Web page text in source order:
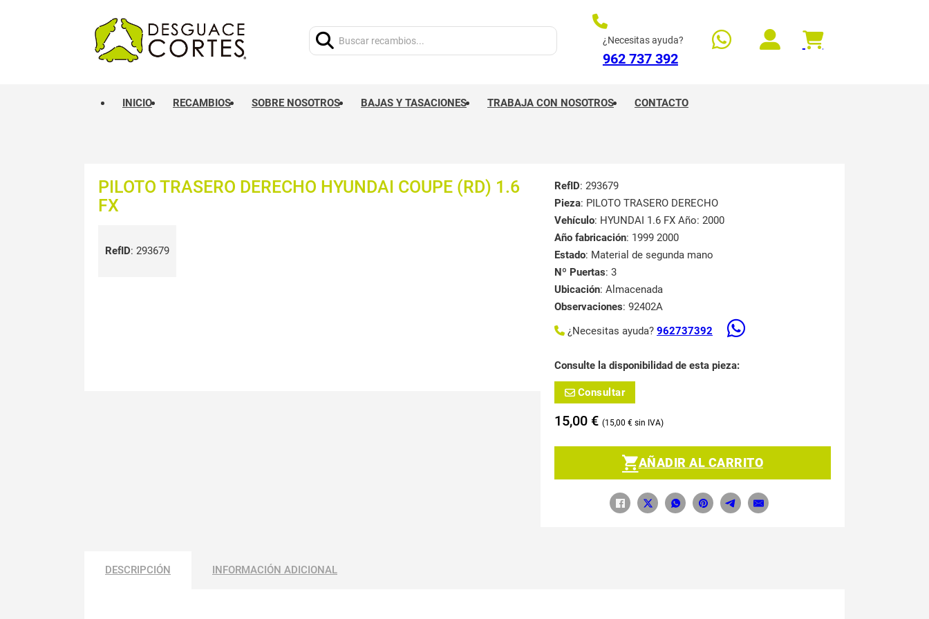
¿Necesitas ayuda?
962 737 392
INICIO RECAMBIOS SOBRE NOSOTROS BAJAS Y TASACIONES TRABAJA CON NOSOTROS CONTACTO
PILOTO TRASERO DERECHO HYUNDAI COUPE (RD) 1.6
FX
RefID: 293679
RefID: 293679
Pieza: PILOTO TRASERO DERECHO
Vehículo: HYUNDAI 1.6 FX Año: 2000
Año fabricación: 1999 2000
Estado: Material de segunda mano
Nº Puertas: 3
Ubicación: Almacenada
Observaciones: 92402A
¿Necesitas ayuda? 962737392
Consulte la disponibilidad de esta pieza:
Consultar
15,00 € 15,00 €
AÑADIR AL CARRITO
DESCRIPCIÓN INFORMACIÓN ADICIONAL